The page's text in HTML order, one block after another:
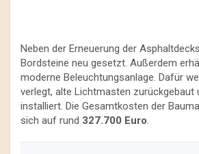
Neben der Erneuerung der
Bordsteine neu gesetzt. Außerdem
moderne Beleuchtungsanlage. Dafür
verlegt, alte Lichtmasten zurückgebaut
installiert. Die Gesamtkosten der
sich auf rund 327.700 Euro.